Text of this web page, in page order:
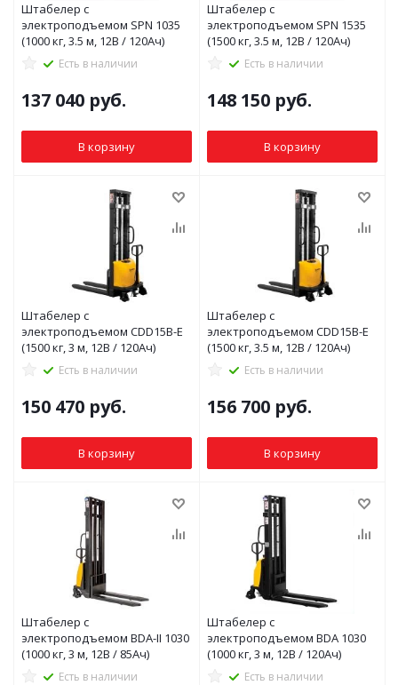
Штабелер с
электроподъемом SPN 1035
(1000 кг, 3.5 м, 12В / 120Ач)
Есть в наличии
137 040 руб.
В корзину
Штабелер с
электроподъемом SPN 1535
(1500 кг, 3.5 м, 12В / 120Ач)
Есть в наличии
148 150 руб.
В корзину
Штабелер с
электроподъемом CDD15B-E
(1500 кг, 3 м, 12В / 120Ач)
Есть в наличии
150 470 руб.
В корзину
Штабелер с
электроподъемом CDD15B-E
(1500 кг, 3.5 м, 12В / 120Ач)
Есть в наличии
156 700 руб.
В корзину
Штабелер с
электроподъемом BDA-II 1030
(1000 кг, 3 м, 12В / 85Ач)
Есть в наличии
Штабелер с
электроподъемом BDA 1030
(1000 кг, 3 м, 12В / 120Ач)
Есть в наличии